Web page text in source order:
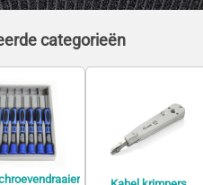
categorieën